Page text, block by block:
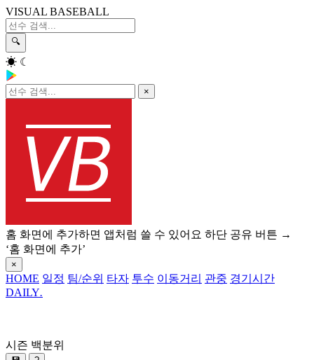
VISUAL BASEBALL
🔍
☀ ☾
×
홈 화면에 추가하면 앱처럼 쓸 수 있어요 하단 공유 버튼 →
‘홈 화면에 추가’
×
HOME 일정 팀/순위 타자 투수 이동거리 관중 경기시간
DAILY.
시즌 백분위